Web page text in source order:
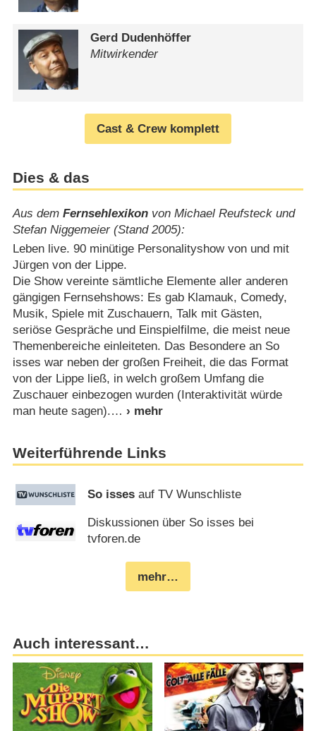
Gerd Dudenhöffer
Mitwirkender
Cast & Crew komplett
Dies & das
Aus dem Fernsehlexikonvon Michael Reufsteck und
Stefan Niggemeier (Stand 2005):
Leben live. 90 minütige Personalityshow von und mit
Jürgen von der Lippe.
Die Show vereinte sämtliche Elemente aller anderen
gängigen Fernsehshows: Es gab Klamauk, Comedy,
Musik, Spiele mit Zuschauern, Talk mit Gästen,
seriöse Gespräche und Einspielfilme, die meist neue
Themenbereiche einleiteten. Das Besondere an So
isses war neben der großen Freiheit, die das Format
von der Lippe ließ, in welch großem Umfang die
Zuschauer einbezogen wurden (Interaktivität würde
man heute sagen).
Weiterführende Links
So isses auf TV Wunschliste
Diskussionen über So isses bei
tvforen.de
mehr…
Auch interessant…